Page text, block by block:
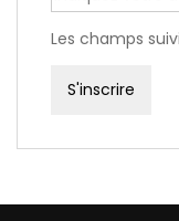
Les champs